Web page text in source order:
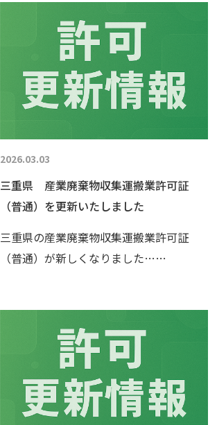
2026.03.03
三重県 産業廃棄物収集運搬業許可証
（普通）を更新いたしました
三重県の産業廃棄物収集運搬業許可証
（普通）が新しくなりました……